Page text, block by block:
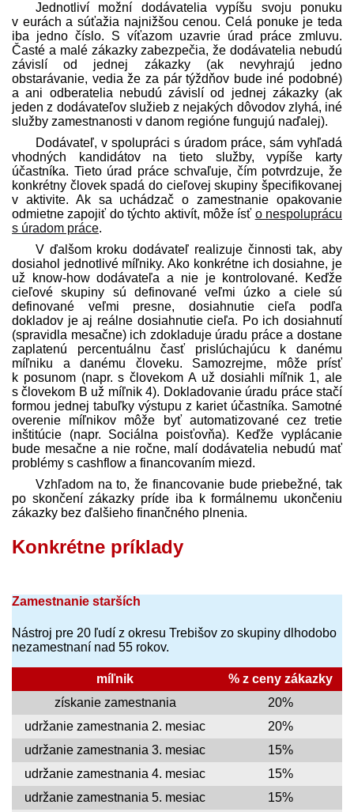
Jednotliví možní dodávatelia vypíšu svoju ponuku
v eurách a súťažia najnižšou cenou. Celá ponuke je teda
iba jedno číslo. S víťazom uzavrie úrad práce zmluvu.
Časté a malé zákazky zabezpečia, že dodávatelia nebudú
závislí od jednej zákazky (ak nevyhrajú jedno
obstarávanie, vedia že za pár týždňov bude iné podobné)
a ani odberatelia nebudú závislí od jednej zákazky (ak
jeden z dodávateľov služieb z nejakých dôvodov zlyhá, iné
služby zamestnanosti v danom regióne fungujú naďalej).
Dodávateľ, v spolupráci s úradom práce, sám vyhľadá
vhodných kandidátov na tieto služby, vypíše karty
účastníka. Tieto úrad práce schvaľuje, čím potvrdzuje, že
konkrétny človek spadá do cieľovej skupiny špecifikovanej
v aktivite. Ak sa uchádzač o zamestnanie opakovanie
odmietne zapojiť do týchto aktivít, môže ísť o nespoluprácu
s úradom práce.
V ďalšom kroku dodávateľ realizuje činnosti tak, aby
dosiahol jednotlivé míľniky. Ako konkrétne ich dosiahne, je
už know-how dodávateľa a nie je kontrolované. Keďže
cieľové skupiny sú definované veľmi úzko a ciele sú
definované veľmi presne, dosiahnutie cieľa podľa
dokladov je aj reálne dosiahnutie cieľa. Po ich dosiahnutí
(spravidla mesačne) ich zdokladuje úradu práce a dostane
zaplatenú percentuálnu časť prislúchajúcu k danému
míľniku a danému človeku. Samozrejme, môže prísť
k posunom (napr. s človekom A už dosiahli míľnik 1, ale
s človekom B už míľnik 4). Dokladovanie úradu práce stačí
formou jednej tabuľky výstupu z kariet účastníka. Samotné
overenie míľnikov môže byť automatizované cez tretie
inštitúcie (napr. Sociálna poisťovňa). Keďže vyplácanie
bude mesačne a nie ročne, malí dodávatelia nebudú mať
problémy s cashflow a financovaním miezd.
Vzhľadom na to, že financovanie bude priebežné, tak
po skončení zákazky príde iba k formálnemu ukončeniu
zákazky bez ďalšieho finančného plnenia.
Konkrétne príklady
Zamestnanie starších
Nástroj pre 20 ľudí z okresu Trebišov zo skupiny dlhodobo
nezamestnaní nad 55 rokov.
míľnik
% z ceny zákazky
získanie zamestnania
20%
udržanie zamestnania 2. mesiac
20%
udržanie zamestnania 3. mesiac
15%
udržanie zamestnania 4. mesiac
15%
udržanie zamestnania 5. mesiac
15%